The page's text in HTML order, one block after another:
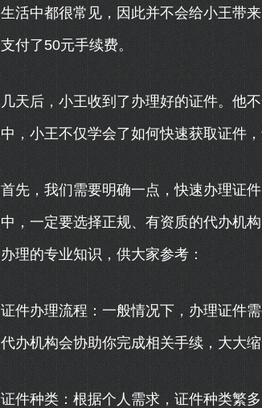
生活中都很常见，因此并不会给小王带
支付了50元手续费。
几天后，小王收到了办理好的证件。他
中，小王不仅学会了如何快速获取证件
首先，我们需要明确一点，快速办理证
中，一定要选择正规、有资质的代办机
办理的专业知识，供大家参考：
证件办理流程：一般情况下，办理证件
代办机构会协助你完成相关手续，大大缩
证件种类：根据个人需求，证件种类繁